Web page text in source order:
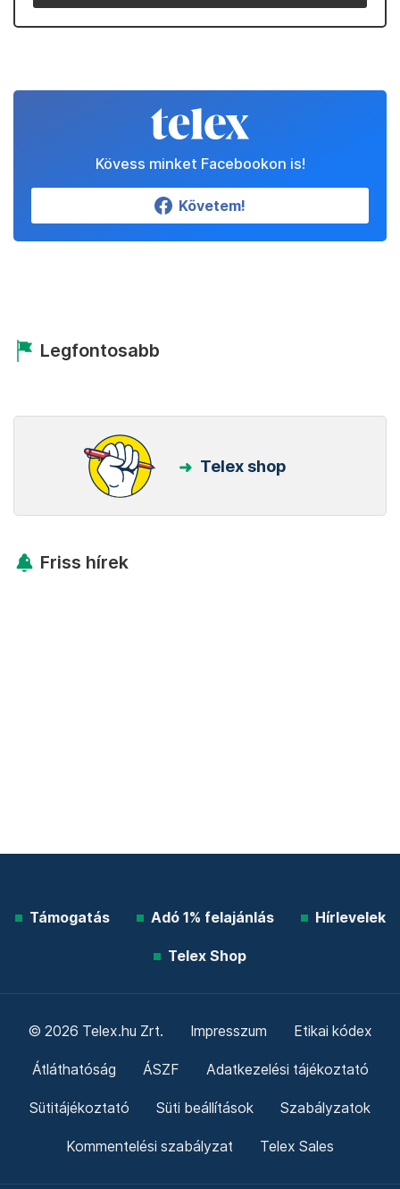
Kövess minket Facebookon is!
Követem!
Legfontosabb
Telex shop
Friss hírek
Támogatás Adó 1% felajánlás Hírlevelek
Telex Shop
© 2026 Telex.hu Zrt. Impresszum Etikai kódex
Átláthatóság ÁSZF Adatkezelési tájékoztató
Sütitájékoztató Süti beállítások Szabályzatok
Kommentelési szabályzat Telex Sales